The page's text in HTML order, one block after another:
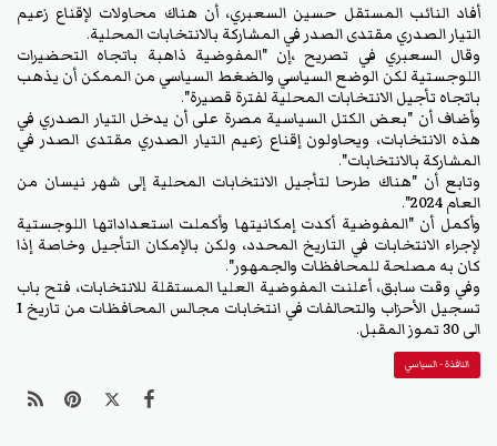
أفاد النائب المستقل حسين السعبري، أن هناك محاولات لإقناع زعيم
التيار الصدري مقتدى الصدر في المشاركة بالانتخابات المحلية.
وقال السعبري في تصريح ،إن "المفوضية ذاهبة باتجاه التحضيرات
اللوجستية لكن الوضع السياسي والضغط السياسي من الممكن أن يذهب
باتجاه تأجيل الانتخابات المحلية لفترة قصيرة".
وأضاف أن "بعض الكتل السياسية مصرة على أن يدخل التيار الصدري في
هذه الانتخابات، ويحاولون إقناع زعيم التيار الصدري مقتدى الصدر في
المشاركة بالانتخابات".
وتابع أن "هناك طرحا لتأجيل الانتخابات المحلية إلى شهر نيسان من
العام 2024".
وأكمل أن "المفوضية أكدت إمكانيتها وأكملت استعداداتها اللوجستية
لإجراء الانتخابات في التاريخ المحدد، ولكن بالإمكان التأجيل وخاصة إذا
كان به مصلحة للمحافظات والجمهور".
وفي وقت سابق، أعلنت المفوضية العليا المستقلة للانتخابات، فتح باب
تسجيل الأحزاب والتحالفات في انتخابات مجالس المحافظات من تاريخ 1
الى 30 تموز المقبل.
النافذة - السياسي